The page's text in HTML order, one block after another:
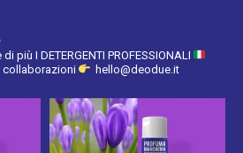
di più I DETERGENTI PROFESSIONALI
collaborazioni hello@deodue.it